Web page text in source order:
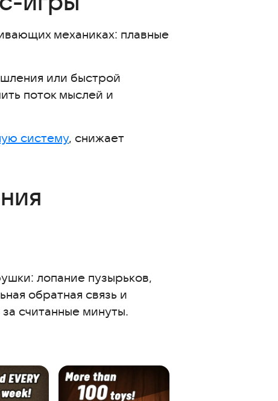
механиках: плавные
или быстрой
поток мыслей и
систему, снижает
лопание пузырьков,
обратная связь и
считанные минуты.